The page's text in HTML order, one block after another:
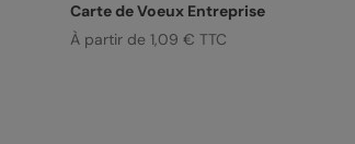
Carte de Voeux Entreprise
À partir de 1,09 € TTC